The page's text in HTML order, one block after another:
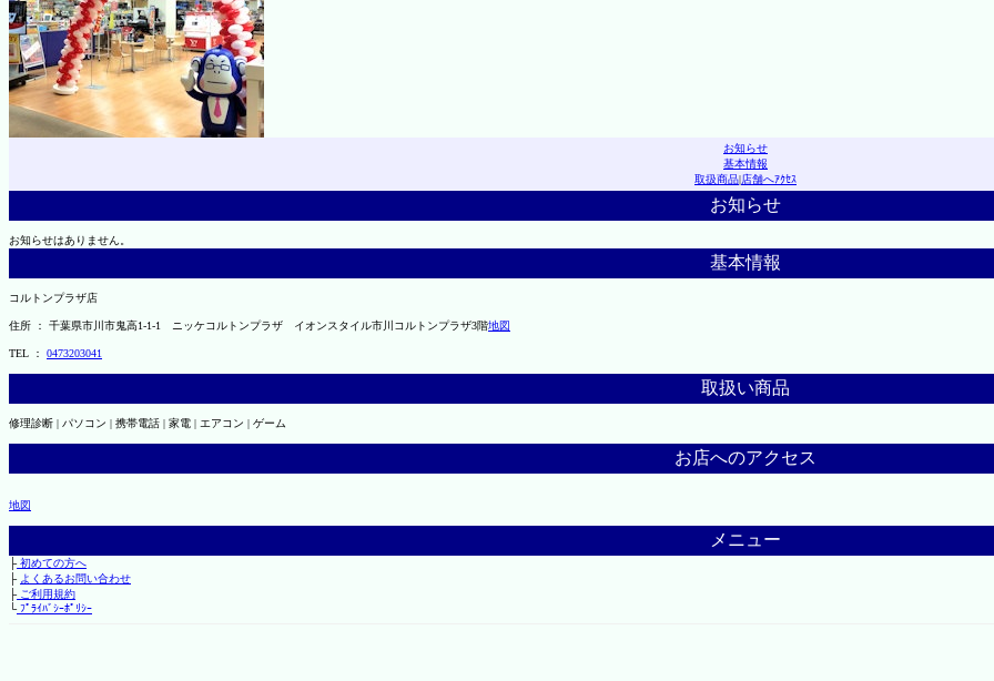
お知らせ
基本情報
取扱商品|店舗へｱｸｾｽ
お知らせ
お知らせはありません。
基本情報
コルトンプラザ店
住所 ： 千葉県市川市鬼高1-1-1 ニッケコルトンプラザ イオンスタイル市川コルトンプラザ3階地図
TEL ： 0473203041
取扱い商品
修理診断 | パソコン | 携帯電話 | 家電 | エアコン | ゲーム
お店へのアクセス
地図
メニュー
├初めての方へ
├ よくあるお問い合わせ
├ご利用規約
└ﾌﾟﾗｲﾊﾞｼｰﾎﾟﾘｼｰ